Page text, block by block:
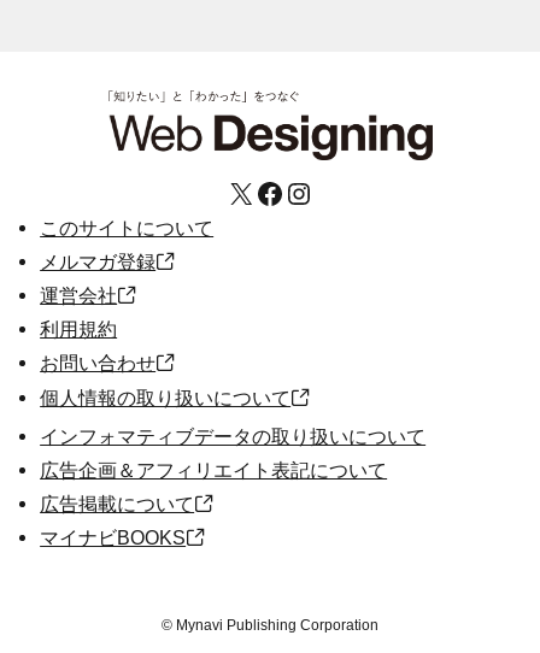
X Facebook Instagram
このサイトについて
メルマガ登録
運営会社
利用規約
お問い合わせ
個人情報の取り扱いについて
インフォマティブデータの取り扱いについて
広告企画＆アフィリエイト表記について
広告掲載について
マイナビBOOKS
© Mynavi Publishing Corporation